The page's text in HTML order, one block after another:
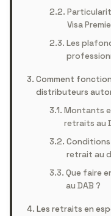
Visa
Les
Comment
distributeurs
Montants
retraits au
retrait au
Que faire
au DAB ?
Les retraits en